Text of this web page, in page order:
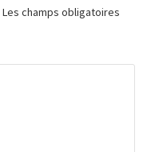
Les champs obligatoires